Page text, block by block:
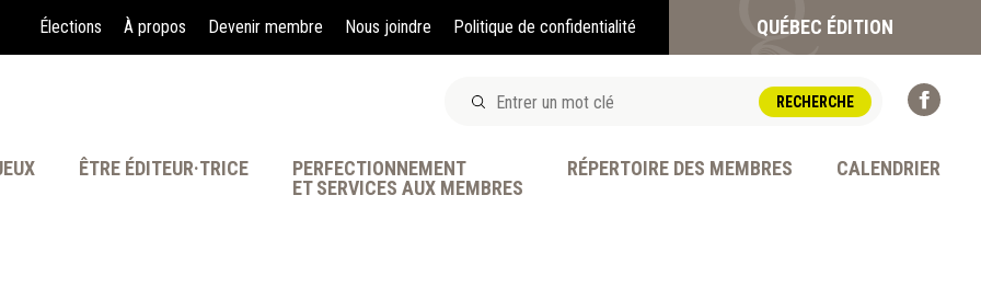
Élections À propos Devenir membre Nous joindre Politique de confidentialité QUÉBEC ÉDITION
ÊTRE ÉDITEUR·TRICE
PERFECTIONNEMENT
ET SERVICES AUX MEMBRES
RÉPERTOIRE DES MEMBRES CALENDRIER